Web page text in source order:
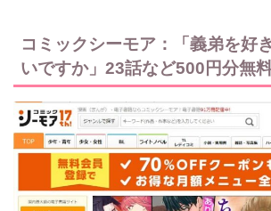
コミックシーモア：「義弟を好
いですか」23話など500円分無